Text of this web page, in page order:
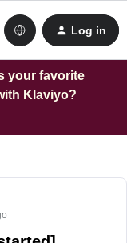
Log in
your favorite
Klaviyo?